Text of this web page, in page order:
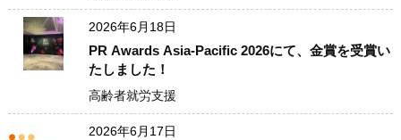
2026年6月18日
PR Awards Asia-Pacific 2026にて、金賞を受賞い
たしました！
高齢者就労支援
2026年6月17日